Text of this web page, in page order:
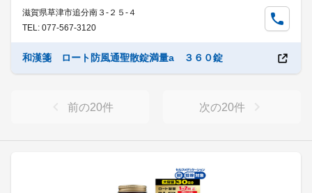
滋賀県草津市追分南３-２５-４
TEL: 077-567-3120
和漢箋 ロート防風通聖散錠満量a ３６０錠
前の20件 次の20件